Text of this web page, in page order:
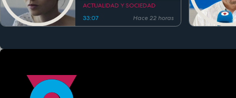
ACTUALIDAD Y SOCIEDAD
33:07
Hace 22 horas